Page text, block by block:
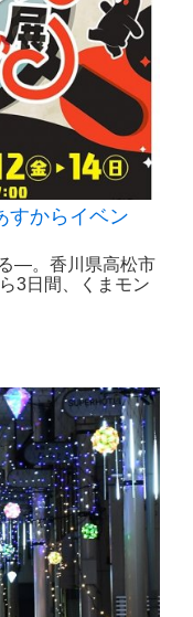
からイベン
―。香川県高松市
3日間、くまモン